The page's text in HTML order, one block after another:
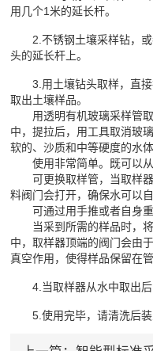
用几个1米的延长杆。
2.不锈钢土壤采样钻，或
头的延长杆上。
3.用土壤钻头取样，直接
取出土壤样品。
用透明有机玻璃采样管取
中，提拉后，用工具取消玻
软的、沙质和中等硬度的水体
使用非常简单。既可以从
可更换取样管，当取样器
料阀门会打开，确保水可以
可通过用手推或者自身重
当采到所需的样品时，将
中，取样器顶端的阀门会由
真空作用，使得样品保留在
4.当取样器从水中取出后
5.使用完毕，请清洗后装